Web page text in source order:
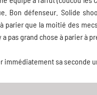
Bon défenseur. Solide
que la moitié des
pas grand chose à parier à
sa seconde